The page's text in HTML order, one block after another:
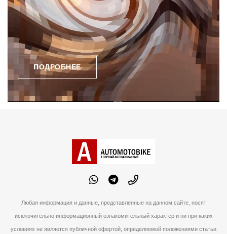
ПОДРОБНЕЕ
Любая информация и данные, представленные на данном сайте, носят
исключительно информационный ознакомительный характер и ни при каких
условиях не является публичной офертой, определяемой положениями статьи